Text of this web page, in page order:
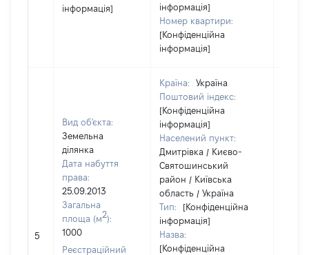
інформація]
інформація]
Номер квартири:
[Конфіденційна
інформація]
5
Вид об'єкта:
Земельна
ділянка
Дата набуття
права:
25.09.2013
Загальна
площа (м2):
1000
Реєстраційний
Країна:
Україна
Поштовий індекс:
[Конфіденційна
інформація]
Населений пункт:
Дмитрівка / Києво-
Святошинський
район / Київська
область / Україна
Тип:
[Конфіденційна
інформація]
Назва:
[Конфіденційна